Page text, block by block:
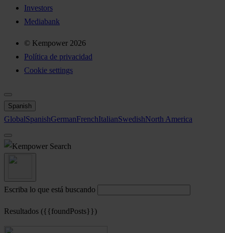
Investors
Mediabank
© Kempower 2026
Política de privacidad
Cookie settings
Spanish
GlobalSpanishGermanFrenchItalianSwedishNorth America
Search
Escriba lo que está buscando
Resultados ({{foundPosts}})